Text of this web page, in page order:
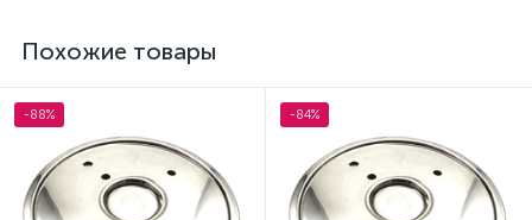
Похожие товары
-88% -84%